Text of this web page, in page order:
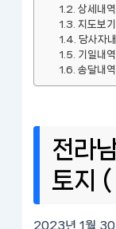
상세내역
지도보기
당사자
기일내역
송달내역
전라
토지
2023년 1월 30